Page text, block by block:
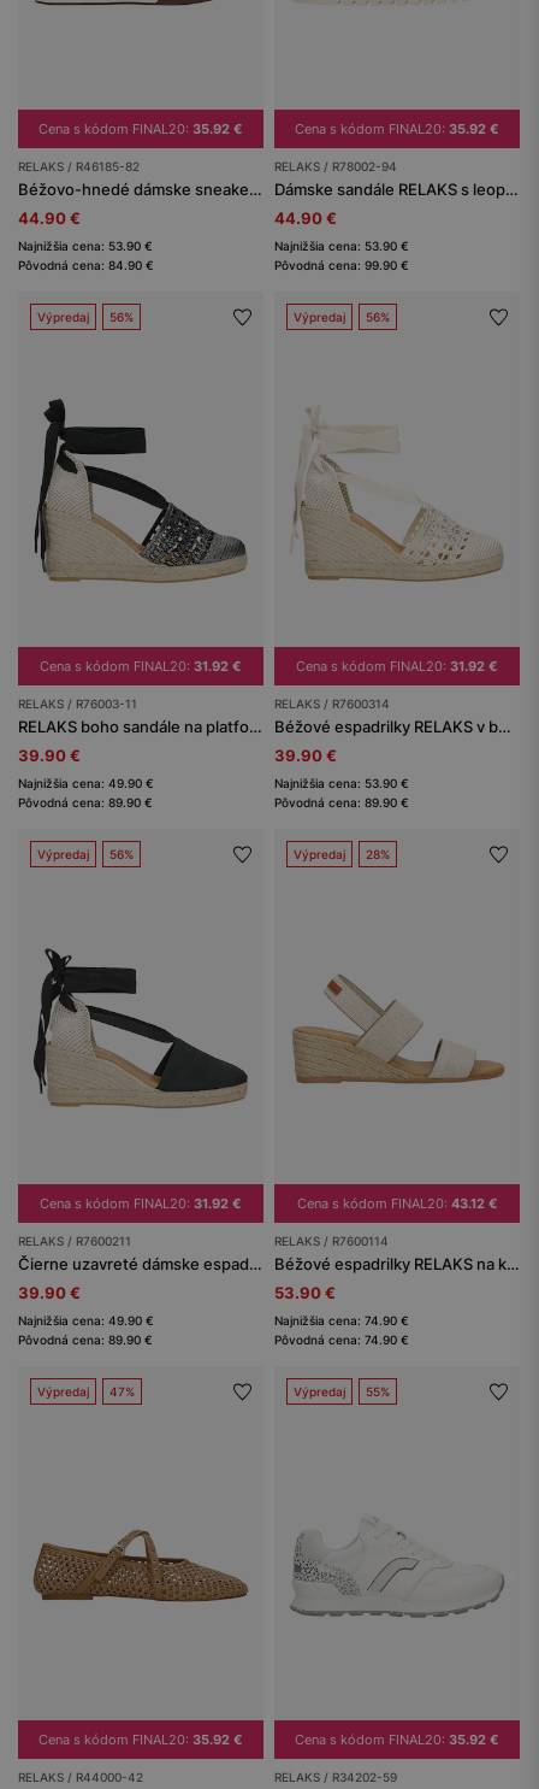
Cena s kódom FINAL20: 35.92 €
RELAKS / R46185-82
Béžovo-hnedé dámske sneakersy v retro štýle s ažúrovým zvrškom RELAKS
44.90 €
Najnižšia cena: 53.90 €
Pôvodná cena: 84.90 €
Cena s kódom FINAL20: 35.92 €
RELAKS / R78002-94
Dámske sandále RELAKS s leopardím vzorom
44.90 €
Najnižšia cena: 53.90 €
Pôvodná cena: 99.90 €
Výpredaj 56%
Cena s kódom FINAL20: 31.92 €
RELAKS / R76003-11
RELAKS boho sandále na platforme v štýle espadriek so šnurovaním okolo členka
39.90 €
Najnižšia cena: 49.90 €
Pôvodná cena: 89.90 €
Výpredaj 56%
Cena s kódom FINAL20: 31.92 €
RELAKS / R7600314
Béžové espadrilky RELAKS v boho štýle
39.90 €
Najnižšia cena: 53.90 €
Pôvodná cena: 89.90 €
Výpredaj 56%
Cena s kódom FINAL20: 31.92 €
RELAKS / R7600211
Čierne uzavreté dámske espadrilky RELAKS
39.90 €
Najnižšia cena: 49.90 €
Pôvodná cena: 89.90 €
Výpredaj 28%
Cena s kódom FINAL20: 43.12 €
RELAKS / R7600114
Béžové espadrilky RELAKS na kline
53.90 €
Najnižšia cena: 74.90 €
Pôvodná cena: 74.90 €
Výpredaj 47%
Cena s kódom FINAL20: 35.92 €
RELAKS / R44000-42
Výpredaj 55%
Cena s kódom FINAL20: 35.92 €
RELAKS / R34202-59